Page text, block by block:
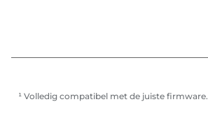
¹ Volledig compatibel met de juiste firmware.